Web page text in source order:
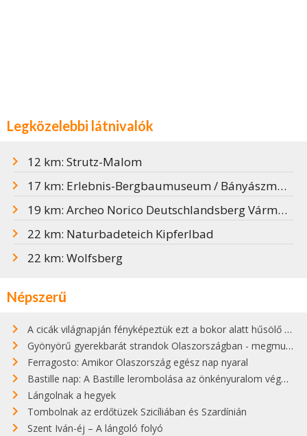
Legközelebbi látnivalók
12 km: Strutz-Malom
17 km: Erlebnis-Bergbaumuseum / Bányászmúzeum
19 km: Archeo Norico Deutschlandsberg Vármúzeum
22 km: Naturbadeteich Kipferlbad
22 km: Wolfsberg
Népszerű
A cicák világnapján fényképeztük ezt a bokor alatt hűsölő cicát Kisorosziban
Gyönyörű gyerekbarát strandok Olaszországban - megmutatjuk a 15 legjobbat
Ferragosto: Amikor Olaszország egész nap nyaral
Bastille nap: A Bastille lerombolása az önkényuralom végét jelentette
Lángolnak a hegyek
Tombolnak az erdőtüzek Szicíliában és Szardínián
Szent Iván-éj – A lángoló folyó